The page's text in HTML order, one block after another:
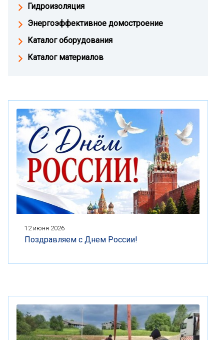
Гидроизоляция
Энергоэффективное домостроение
Каталог оборудования
Каталог материалов
12 июня 2026
Поздравляем с Днем России!